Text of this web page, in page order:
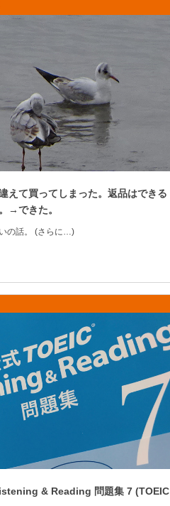
えて買ってしまった。返品はできる
→できた。
の話。 (さらに…)
& Reading 問題集 7 (TOEIC